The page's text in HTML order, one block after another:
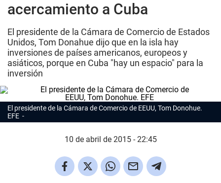
acercamiento a Cuba
El presidente de la Cámara de Comercio de Estados
Unidos, Tom Donahue dijo que en la isla hay
inversiones de países americanos, europeos y
asiáticos, porque en Cuba "hay un espacio" para la
inversión
El presidente de la Cámara de Comercio de EEUU, Tom Donohue.
EFE
10 de abril de 2015 - 22:45